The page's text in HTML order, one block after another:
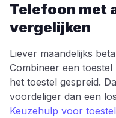
Telefoon met
vergelijken
Liever maandelijks
Combineer een
het toestel gespreid.
voordeliger dan een
Keuzehulp voor